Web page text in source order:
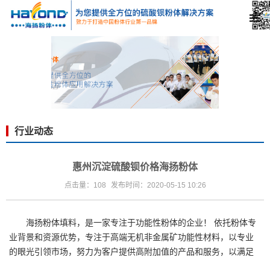
行业动态
惠州沉淀硫酸钡价格海扬粉体
点击量：108 发布时间：2020-05-15 10:26
海扬粉体填料，是一家专注于功能性粉体的企业！ 依托粉体专
业背景和资源优势，专注于高端无机非金属矿功能性材料，以专业
的眼光引领市场，努力为客户提供高附加值的产品和服务，以满足